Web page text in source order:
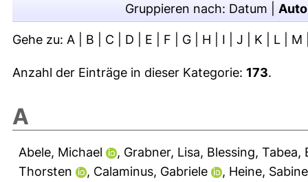
Gruppieren nach: Datum
Gehe zu: A B C D E F G H I J K L M
Anzahl der Einträge in dieser Kategorie: 173.
A
Abele, Michael , Grabner, Lisa, Blessing, Tabea,
Thorsten
, Calaminus, Gabriele , Heine, Sabine